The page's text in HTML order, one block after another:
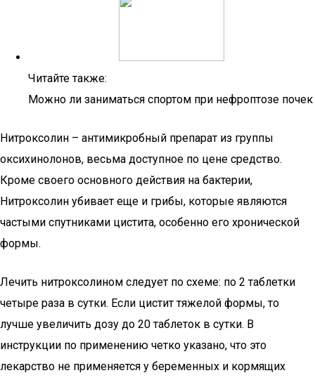
Читайте также:
Можно ли заниматься спортом при нефроптозе почек
Нитроксолин – антимикробный препарат из группы
оксихинолонов, весьма доступное по цене средство.
Кроме своего основного действия на бактерии,
Нитроксолин убивает еще и грибы, которые являются
частыми спутниками цистита, особенно его хронической
формы.
Лечить нитроксолином следует по схеме: по 2 таблетки
четыре раза в сутки. Если цистит тяжелой формы, то
лучше увеличить дозу до 20 таблеток в сутки. В
инструкции по применению четко указано, что это
лекарство не применяется у беременных и кормящих